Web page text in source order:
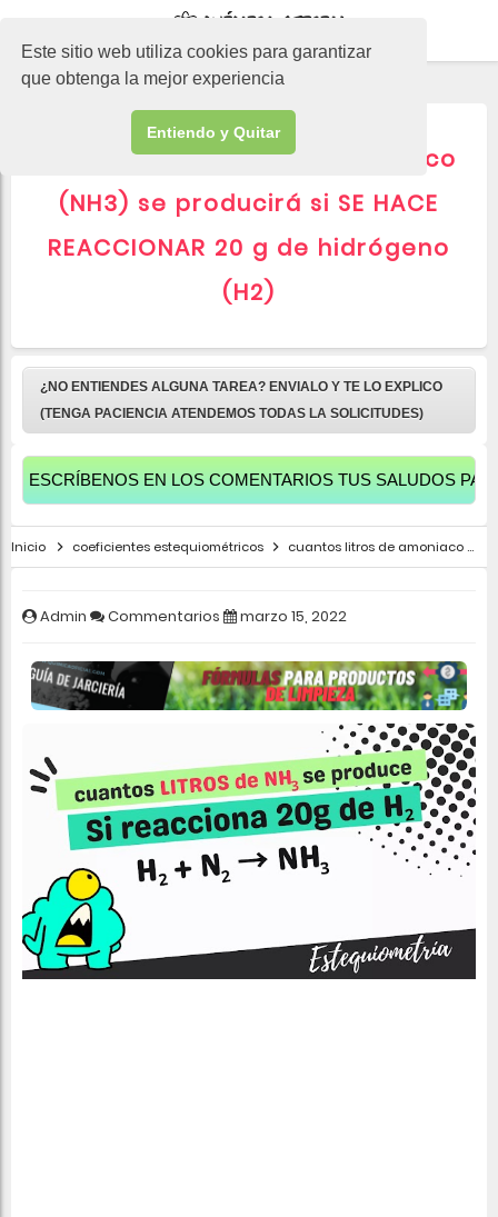
Este sitio web utiliza cookies para garantizar
que obtenga la mejor experiencia
Entiendo y Quitar
▷ Cuántos litros de amoniaco
(NH3) se producirá si SE HACE
REACCIONAR 20 g de hidrógeno
(H2)
¿NO ENTIENDES ALGUNA TAREA? ENVIALO Y TE LO EXPLICO
(TENGA PACIENCIA ATENDEMOS TODAS LA SOLICITUDES)
EN LOS COMENTARIOS TUS SALUDOS PARA
Inicio coeficientes estequiométricos cuantos litros de amoniaco
Admin Commentarios marzo 15, 2022